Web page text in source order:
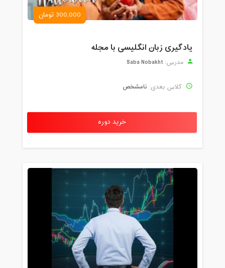
300,000 تومان
یادگیری زبان انگلیسی با مجله
مدرس: Saba Nobakht
کلاس بعدی: نامشخص
خرید دوره